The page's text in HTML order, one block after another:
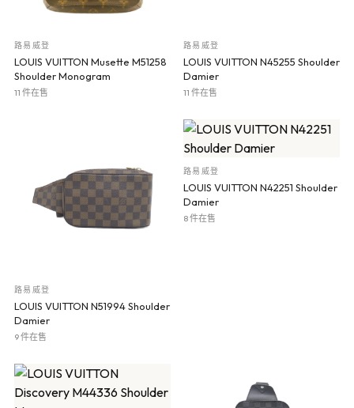
路易威登
LOUIS VUITTON Musette M51258
Shoulder Monogram
11 件在售
路易威登
LOUIS VUITTON N45255 Shoulder
Damier
11 件在售
路易威登
LOUIS VUITTON N51994 Shoulder
Damier
9 件在售
路易威登
LOUIS VUITTON N42251 Shoulder
Damier
8 件在售